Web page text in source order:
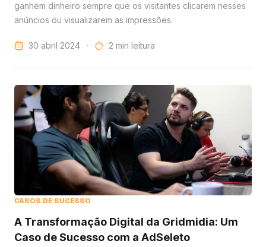
ganhem dinheiro sempre que os visitantes clicarem nesses
anúncios ou visualizarem as impressões.
30 abril 2024 leitura
CASOS DE SUCESSO
A Transformação Digital da Gridmidia: Um
Caso de Sucesso com a AdSeleto